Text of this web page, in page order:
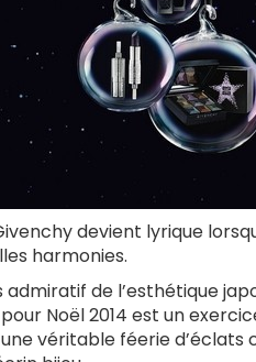
devient lyrique
harmonies.
de l’esthétique
Noël 2014 est un
véritable féerie